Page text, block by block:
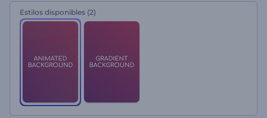
tráiler, video de letra de canciones, mensaje de inspiración y mucho
Estilos disponibles (2)